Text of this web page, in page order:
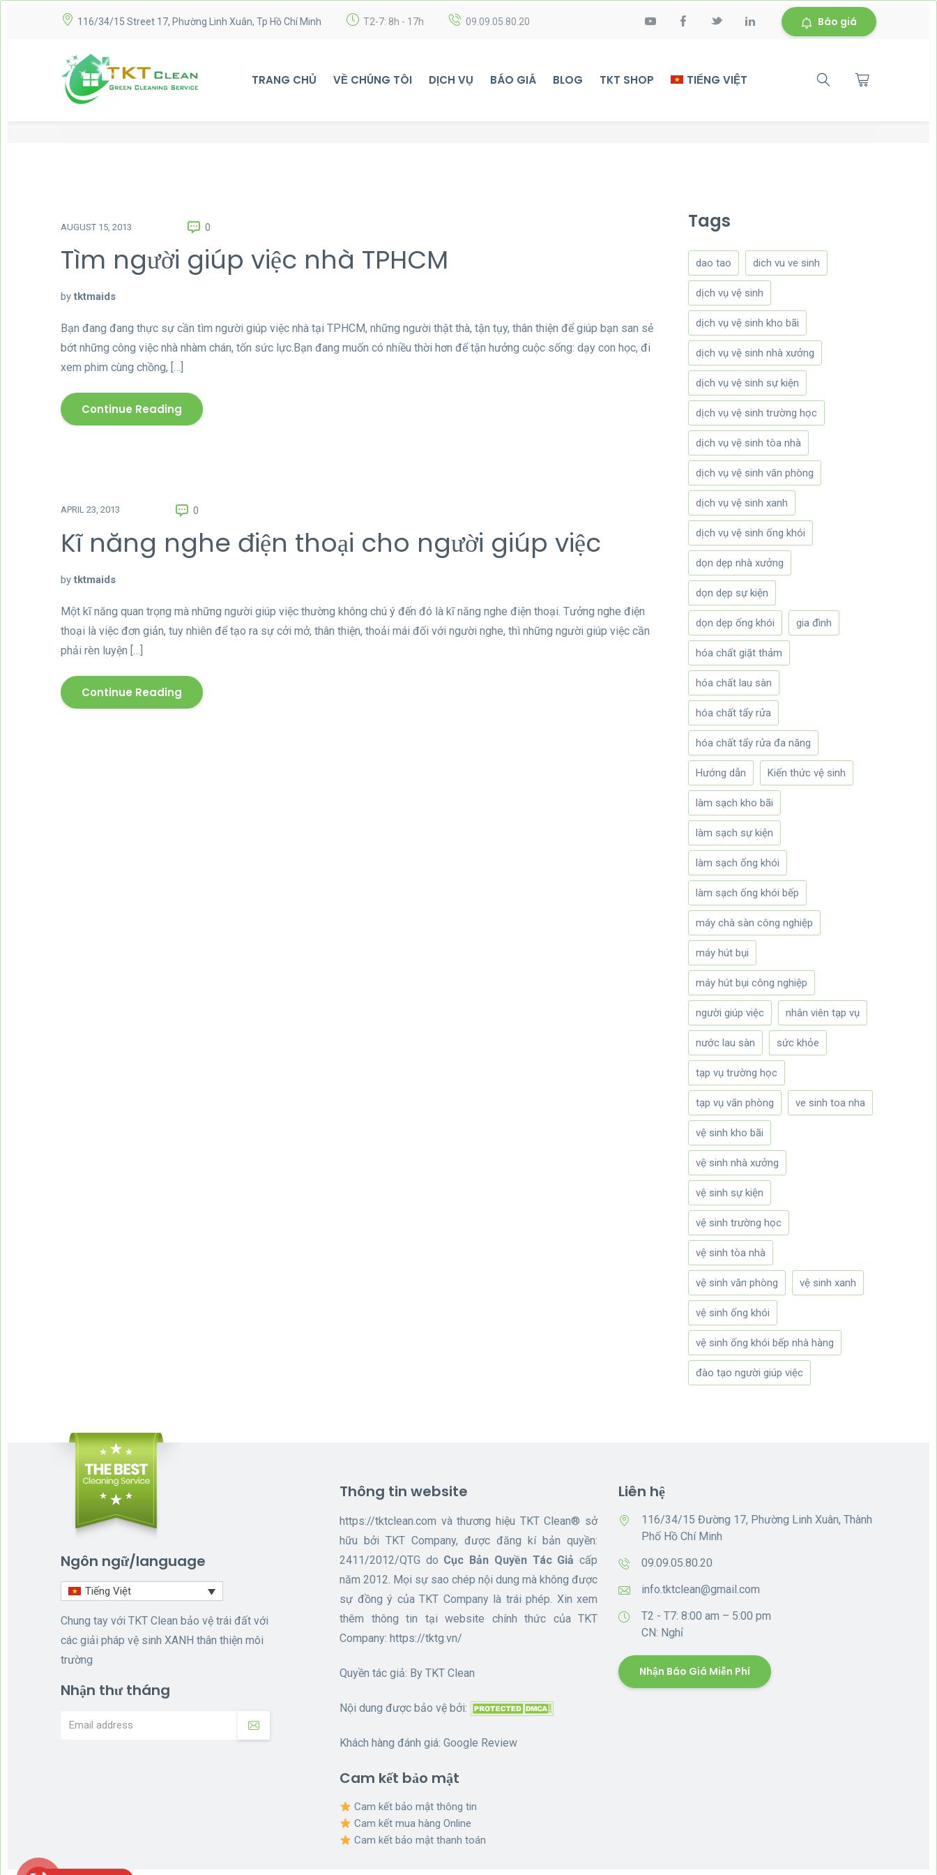
116/34/15 Street 17, Phường Linh Xuân, Tp Hồ Chí Minh T2-7: 8h - 17h 09.09.05.80.20 Báo giá
TRANG CHỦ VỀ CHÚNG TÔI DỊCH VỤ BÁO GIÁ BLOG TKT SHOP TIẾNG VIỆT
AUGUST 15, 2013 0
Tìm người giúp việc nhà TPHCM
by tktmaids
Bạn đang đang thực sự cần tìm người giúp việc nhà tại TPHCM, những người thật thà, tận tụy, thân thiện để giúp bạn san sẻ
bớt những công việc nhà nhàm chán, tốn sức lực.Bạn đang muốn có nhiều thời hơn để tận hưởng cuộc sống: dạy con học, đi
xem phim cùng chồng, […]
Continue Reading
APRIL 23, 2013 0
Kĩ năng nghe điện thoại cho người giúp việc
by tktmaids
Một kĩ năng quan trọng mà những người giúp việc thường không chú ý đến đó là kĩ năng nghe điện thoại. Tưởng nghe điện
thoại là việc đơn giản, tuy nhiên để tạo ra sự cởi mở, thân thiện, thoải mái đối với người nghe, thì những người giúp việc cần
phải rèn luyện […]
Continue Reading
Tags
dao tao dich vu ve sinh
dịch vụ vệ sinh
dịch vụ vệ sinh kho bãi
dịch vụ vệ sinh nhà xưởng
dịch vụ vệ sinh sự kiện
dịch vụ vệ sinh trường học
dịch vụ vệ sinh tòa nhà
dịch vụ vệ sinh văn phòng
dịch vụ vệ sinh xanh
dịch vụ vệ sinh ống khói
dọn dẹp nhà xưởng
dọn dẹp sự kiện
dọn dẹp ống khói gia đình
hóa chất giặt thảm
hóa chất lau sàn
hóa chất tẩy rửa
hóa chất tẩy rửa đa năng
Hướng dẫn Kiến thức vệ sinh
làm sạch kho bãi
làm sạch sự kiện
làm sạch ống khói
làm sạch ống khói bếp
máy chà sàn công nghiệp
máy hút bụi
máy hút bụi công nghiệp
người giúp việc nhân viên tạp vụ
nước lau sàn sức khỏe
tạp vụ trường học
tạp vụ văn phòng ve sinh toa nha
vệ sinh kho bãi
vệ sinh nhà xưởng
vệ sinh sự kiện
vệ sinh trường học
vệ sinh tòa nhà
vệ sinh văn phòng vệ sinh xanh
vệ sinh ống khói
vệ sinh ống khói bếp nhà hàng
đào tạo người giúp việc
Ngôn ngữ/language
Tiếng Việt
Chung tay với TKT Clean bảo vệ trái đất với
các giải pháp vệ sinh XANH thân thiện môi
trường
Nhận thư tháng
Thông tin website
https://tktclean.com và thương hiệu TKT Clean® sở
hữu bởi TKT Company, được đăng kí bản quyền:
2411/2012/QTG do Cục Bản Quyền Tác Giả cấp
năm 2012. Mọi sự sao chép nội dung mà không được
sự đồng ý của TKT Company là trái phép. Xin xem
thêm thông tin tại website chính thức của TKT
Company: https://tktg.vn/
Quyền tác giả: By TKT Clean
Nội dung được bảo vệ bởi:
Khách hàng đánh giá: Google Review
Cam kết bảo mật
Cam kết bảo mật thông tin
Cam kết mua hàng Online
Cam kết bảo mật thanh toán
Liên hệ
116/34/15 Đường 17, Phường Linh Xuân, Thành
Phố Hồ Chí Minh
09.09.05.80.20
info.tktclean@gmail.com
T2 - T7: 8:00 am – 5:00 pm
CN: Nghỉ
Nhận Báo Giá Miễn Phí